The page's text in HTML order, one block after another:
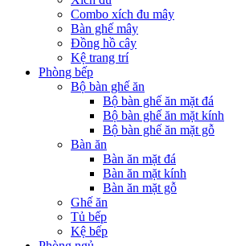
Combo xích đu mây
Bàn ghế mây
Đồng hồ cây
Kệ trang trí
Phòng bếp
Bộ bàn ghế ăn
Bộ bàn ghế ăn mặt đá
Bộ bàn ghế ăn mặt kính
Bộ bàn ghế ăn mặt gỗ
Bàn ăn
Bàn ăn mặt đá
Bàn ăn mặt kính
Bàn ăn mặt gỗ
Ghế ăn
Tủ bếp
Kệ bếp